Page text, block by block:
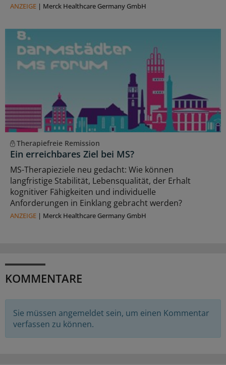
ANZEIGE | Merck Healthcare Germany GmbH
Therapiefreie Remission
Ein erreichbares Ziel bei MS?
MS-Therapieziele neu gedacht: Wie können
langfristige Stabilität, Lebensqualität, der Erhalt
kognitiver Fähigkeiten und individuelle
Anforderungen in Einklang gebracht werden?
ANZEIGE | Merck Healthcare Germany GmbH
KOMMENTARE
Sie müssen angemeldet sein, um einen Kommentar
verfassen zu können.